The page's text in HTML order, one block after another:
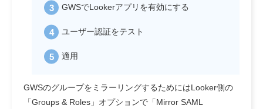
GWSでLookerアプリを有効にする
ユーザー認証をテスト
適用
GWSのグループをミラーリングするためにはLooker側の
「Groups & Roles」オプションで「Mirror SAML